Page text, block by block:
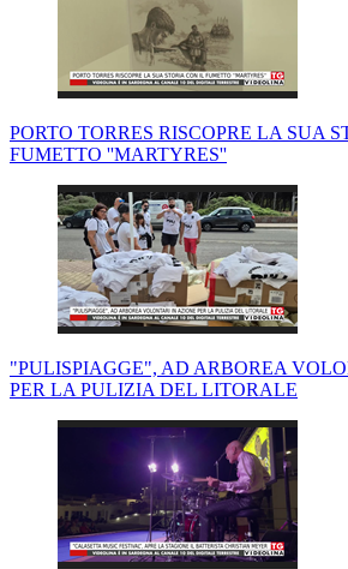
PORTO TORRES RISCOPRE LA SUA
FUMETTO ''MARTYRES''
"PULISPIAGGE", AD ARBOREA
PER LA PULIZIA DEL LITORALE